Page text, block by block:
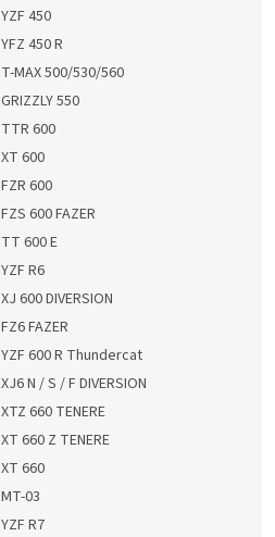
YZF 450
YFZ 450 R
T-MAX 500/530/560
GRIZZLY 550
TTR 600
XT 600
FZR 600
FZS 600 FAZER
TT 600 E
YZF R6
XJ 600 DIVERSION
FZ6 FAZER
YZF 600 R Thundercat
XJ6 N / S / F DIVERSION
XTZ 660 TENERE
XT 660 Z TENERE
XT 660
MT-03
YZF R7